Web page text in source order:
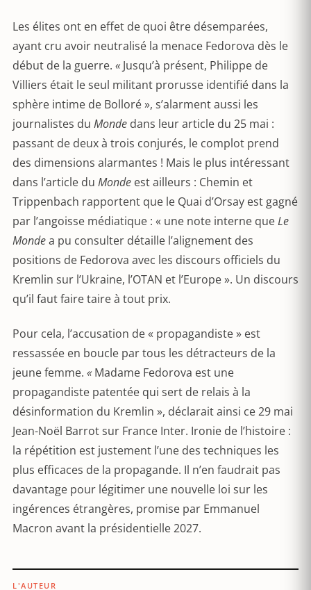
Les élites ont en effet de quoi être désemparées,
ayant cru avoir neutralisé la menace Fedorova dès le
début de la guerre. « Jusqu’à présent, Philippe de
Villiers était le seul militant prorusse identifié dans la
sphère intime de Bolloré », s’alarment aussi les
journalistes du Monde dans leur article du 25 mai :
passant de deux à trois conjurés, le complot prend
des dimensions alarmantes ! Mais le plus intéressant
dans l’article du Monde est ailleurs : Chemin et
Trippenbach rapportent que le Quai d’Orsay est gagné
par l’angoisse médiatique : « une note interne queLe
Mondea pu consulter détaille l’alignement des
positions de Fedorova avec les discours officiels du
Kremlin sur l’Ukraine, l’OTAN et l’Europe ». Un discours
qu’il faut faire taire à tout prix.
Pour cela, l’accusation de « propagandiste » est
ressassée en boucle par tous les détracteurs de la
jeune femme. « Madame Fedorova est une
propagandiste patentée qui sert de relais à la
désinformation du Kremlin », déclarait ainsi ce 29 mai
Jean-Noël Barrot sur France Inter. Ironie de l’histoire :
la répétition est justement l’une des techniques les
plus efficaces de la propagande. Il n’en faudrait pas
davantage pour légitimer une nouvelle loi sur les
ingérences étrangères, promise par Emmanuel
Macron avant la présidentielle 2027.
L'AUTEUR